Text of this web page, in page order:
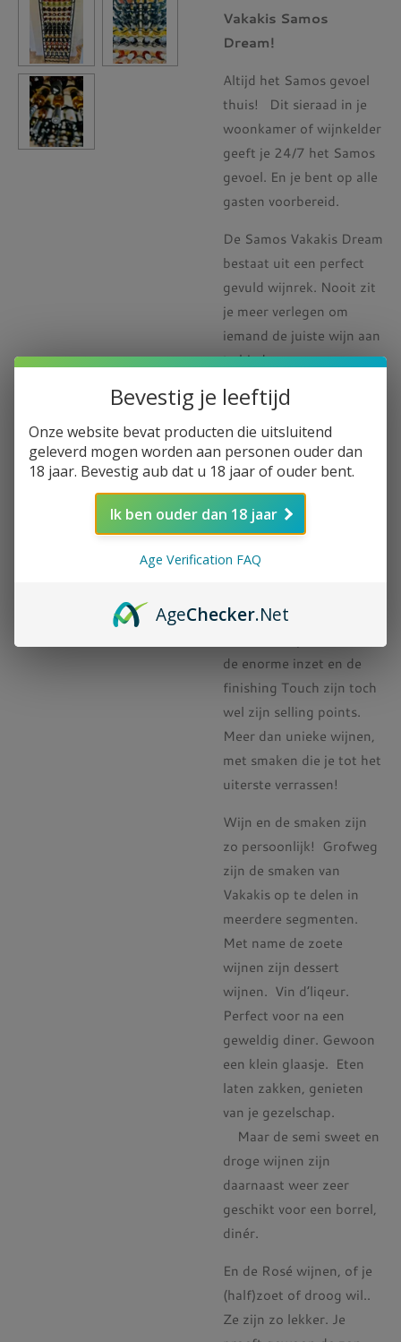
Vakakis Samos
Dream!
Altijd het Samos gevoel
thuis! Dit sieraad in je
woonkamer of wijnkelder
geeft je 24/7 het Samos
gevoel. En je bent op alle
gasten voorbereid.
De Samos Vakakis Dream
bestaat uit een perfect
gevuld wijnrek. Nooit zit
je meer verlegen om
iemand de juiste wijn aan
te bieden.
Op Samos maakt Nick
voor iedere gelegenheid.
Hij heeft uiteraard het
klimaat en de zon wel
mee. Ook de
voorbereid door zijn
spelen een belangrijke
de enorme inzet en de
finishing Touch zijn toch
wel zijn selling points.
Meer dan unieke wijnen,
met smaken die je tot het
uiterste verrassen!
Wijn en de smaken zijn
zo persoonlijk! Grofweg
zijn de smaken van
Vakakis op te delen in
meerdere segmenten.
Met name de zoete
wijnen zijn dessert
wijnen. Vin d’liqeur.
Perfect voor na een
geweldig diner. Gewoon
een klein glaasje. Eten
laten zakken, genieten
van je gezelschap.
Maar de semi sweet en
droge wijnen zijn
daarnaast weer zeer
geschikt voor een borrel,
dinér.
En de Rosé wijnen, of je
(half)zoet of droog wil..
Ze zijn zo lekker. Je
Bevestig je leeftijd
Onze website bevat producten die uitsluitend
geleverd mogen worden aan personen ouder dan
18 jaar. Bevestig aub dat u 18 jaar of ouder bent.
Ik ben ouder dan 18 jaar
Age Verification FAQ
AgeChecker.Net